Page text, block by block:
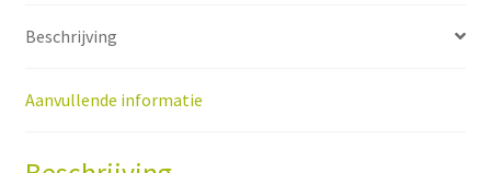
Beschrijving
Aanvullende informatie